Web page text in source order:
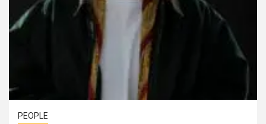
PEOPLE